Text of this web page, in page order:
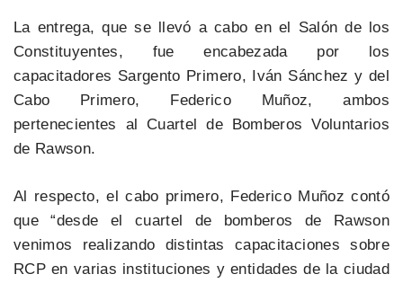
La entrega, que se llevó a cabo en el Salón de los
Constituyentes, fue encabezada por los
capacitadores Sargento Primero, Iván Sánchez y del
Cabo Primero, Federico Muñoz, ambos
pertenecientes al Cuartel de Bomberos Voluntarios
de Rawson.
Al respecto, el cabo primero, Federico Muñoz contó
que “desde el cuartel de bomberos de Rawson
venimos realizando distintas capacitaciones sobre
RCP en varias instituciones y entidades de la ciudad